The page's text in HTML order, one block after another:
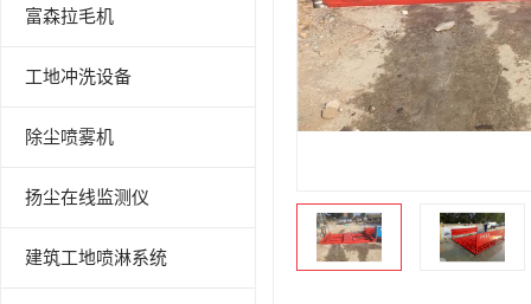
富森拉毛机
工地冲洗设备
除尘喷雾机
扬尘在线监测仪
建筑工地喷淋系统